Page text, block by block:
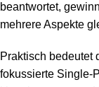
beantwortet,
mehrere Aspekte
Praktisch bedeutet
fokussierte Single-